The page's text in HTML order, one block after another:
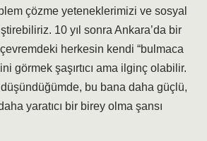
çözme yeteneklerimizi ve sosyal
10 yıl sonra Ankara’da bir
herkesin kendi “bulmaca
görmek şaşırtıcı ama ilginç olabilir.
bu bana daha güçlü,
yaratıcı bir birey olma şansı